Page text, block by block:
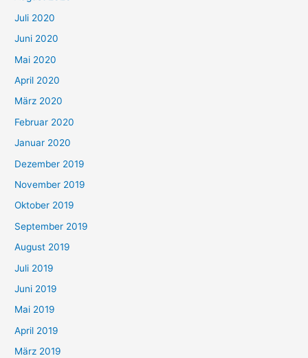
Juli 2020
Juni 2020
Mai 2020
April 2020
März 2020
Februar 2020
Januar 2020
Dezember 2019
November 2019
Oktober 2019
September 2019
August 2019
Juli 2019
Juni 2019
Mai 2019
April 2019
März 2019